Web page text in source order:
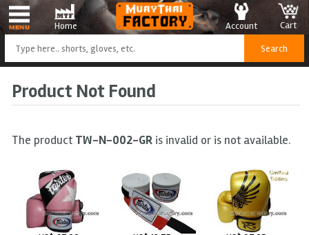
Home Cart
Account
Product Not Found
The product TW-N-002-GR is invalid or is not available.